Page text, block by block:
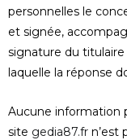
personnelles le
et signée,
signature du titulaire
laquelle la réponse
Aucune information
site gedia87.fr n’est